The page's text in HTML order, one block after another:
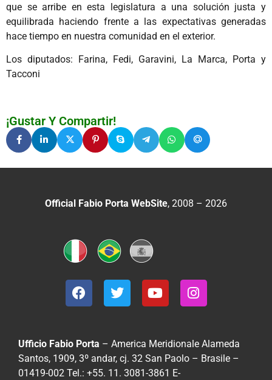
que se arribe en esta legislatura a una solución justa y
equilibrada haciendo frente a las expectativas generadas
hace tiempo en nuestra comunidad en el exterior.
Los diputados: Farina, Fedi, Garavini, La Marca, Porta y
Tacconi
¡Gustar Y Compartir!
Official Fabio Porta WebSite, 2008 – 2026
Ufficio Fabio Porta – America Meridionale Alameda
Santos, 1909, 3º andar, cj. 32 San Paolo – Brasile –
01419-002 Tel.: +55. 11. 3081-3861 E-